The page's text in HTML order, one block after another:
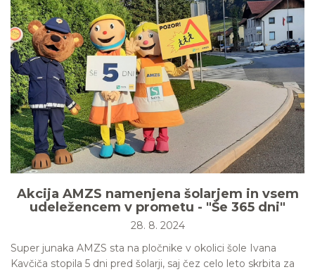
Akcija AMZS namenjena šolarjem in vsem
udeležencem v prometu - "Še 365 dni"
28. 8. 2024
Super junaka AMZS sta na pločnike v okolici šole Ivana
Kavčiča stopila 5 dni pred šolarji, saj čez celo leto skrbita za